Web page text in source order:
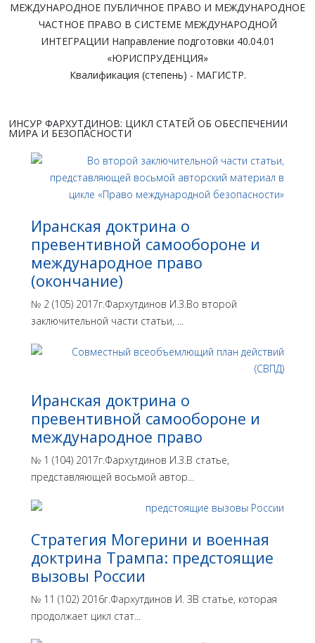
МЕЖДУНАРОДНОЕ ПУБЛИЧНОЕ ПРАВО И МЕЖДУНАРОДНОЕ
ЧАСТНОЕ ПРАВО В СИСТЕМЕ МЕЖДУНАРОДНОЙ
ИНТЕГРАЦИИ Направление подготовки 40.04.01
«ЮРИСПРУДЕНЦИЯ»
Квалификация (степень) - МАГИСТР.
ИНСУР ФАРХУТДИНОВ: ЦИКЛ СТАТЕЙ ОБ ОБЕСПЕЧЕНИИ
МИРА И БЕЗОПАСНОСТИ
Иранская доктрина о
превентивной самообороне и
международное право
(окончание)
№ 2 (105) 2017г.Фархутдинов И.З.Во второй
заключительной части статьи, ...
Иранская доктрина о
превентивной самообороне и
международное право
№ 1 (104) 2017г.Фархутдинов И.З.В статье,
представляющей восьмой автор...
Стратегия Могерини и военная
доктрина Трампа: предстоящие
вызовы России
№ 11 (102) 2016г.Фархутдинов И. ЗВ статье, которая
продолжает цикл стат...